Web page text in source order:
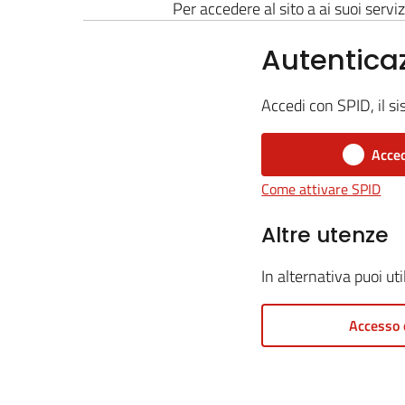
Per accedere al sito a ai suoi
Accedi con SPID, il
Come attivare SPID
Altre utenze
In alternativa puoi